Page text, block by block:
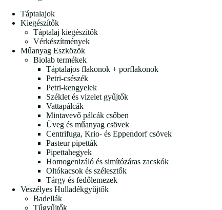
Táptalajok
Kiegészítők
Táptalaj kiegészítők
Vérkészítmények
Műanyag Eszközök
Biolab termékek
Táptalajos flakonok + porflakonok
Petri-csészék
Petri-kengyelek
Széklet és vizelet gyűjtők
Vattapálcák
Mintavevő pálcák csőben
Üveg és műanyag csövek
Centrifuga, Krio- és Eppendorf csövek
Pasteur pipetták
Pipettahegyek
Homogenizáló és simítózáras zacskók
Oltókacsok és szélesztők
Tárgy és fedőlemezek
Veszélyes Hulladékgyűjtők
Badellák
Tűgyűjtők